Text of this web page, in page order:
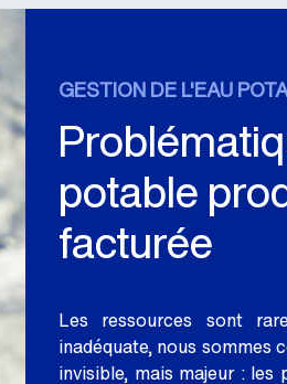
GESTION DE L'EAU
potable
facturée
Les ressources sont
inadéquate, nous sommes
invisible, mais majeur : les